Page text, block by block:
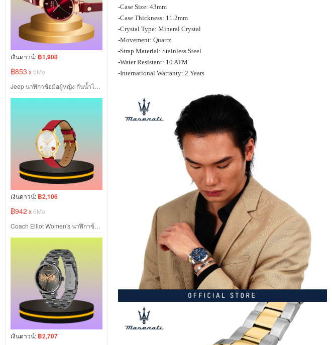
เงินดาวน์: ฿1,908
฿853 x6Mo
เงินดาวน์: ฿2,106
฿942 x6Mo
เงินดาวน์: ฿2,707
-Case Size: 43mm
-Case Thickness: 11.2mm
-Crystal Type: Mineral Crystal
-Movement: Quartz
-Strap Material: Stainless Steel
-Water Resistant: 10 ATM
-International Warranty: 2 Years